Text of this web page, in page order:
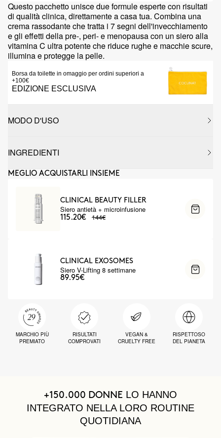
Questo pacchetto unisce due formule esperte con risultati
di qualità clinica, direttamente a casa tua. Combina una
crema rassodante che tratta i 7 segni dell'invecchiamento
e gli effetti della pre-, peri- e menopausa con un siero alla
vitamina C ultra potente che riduce rughe e macchie scure,
illumina e protegge la pelle.
Borsa da toilette in omaggio per ordini superiori a
+100€
EDIZIONE ESCLUSIVA
MODO D'USO
INGREDIENTI
MEGLIO ACQUISTARLI INSIEME
CLINICAL BEAUTY FILLER
Siero antietà + microinfusione
115.20€ 144€
CLINICAL EXOSOMES
Siero V-Lifting 8 settimane
89.95€
MARCHIO PIÙ
PREMIATO
RISULTATI
COMPROVATI
VEGAN &
CRUELTY FREE
RISPETTOSO
DEL PIANETA
+150.000 DONNE LO HANNO
INTEGRATO NELLA LORO ROUTINE
QUOTIDIANA